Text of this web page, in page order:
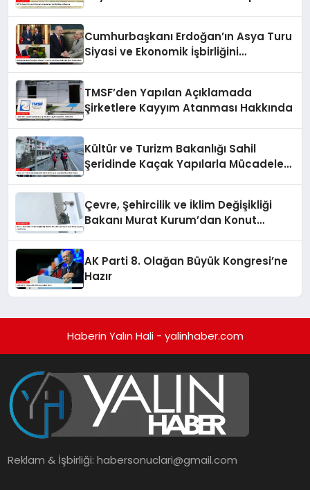
Cumhurbaşkanı Erdoğan’ın Asya Turu
Siyasi ve Ekonomik İşbirliğini
TMSF’den Yapılan Açıklamada
Şirketlere Kayyım Atanması Hakkında
Kültür ve Turizm Bakanlığı Sahil
Şeridinde Kaçak Yapılarla Mücadele
Çevre, Şehircilik ve İklim Değişikliği
Bakanı Murat Kurum’dan Konut
AK Parti 8. Olağan Büyük Kongresi’ne
Hazır
Haberin Yalın Hali - yalinhaber.com
Reklam & İşbirliği:habersonuclari@gmail.com